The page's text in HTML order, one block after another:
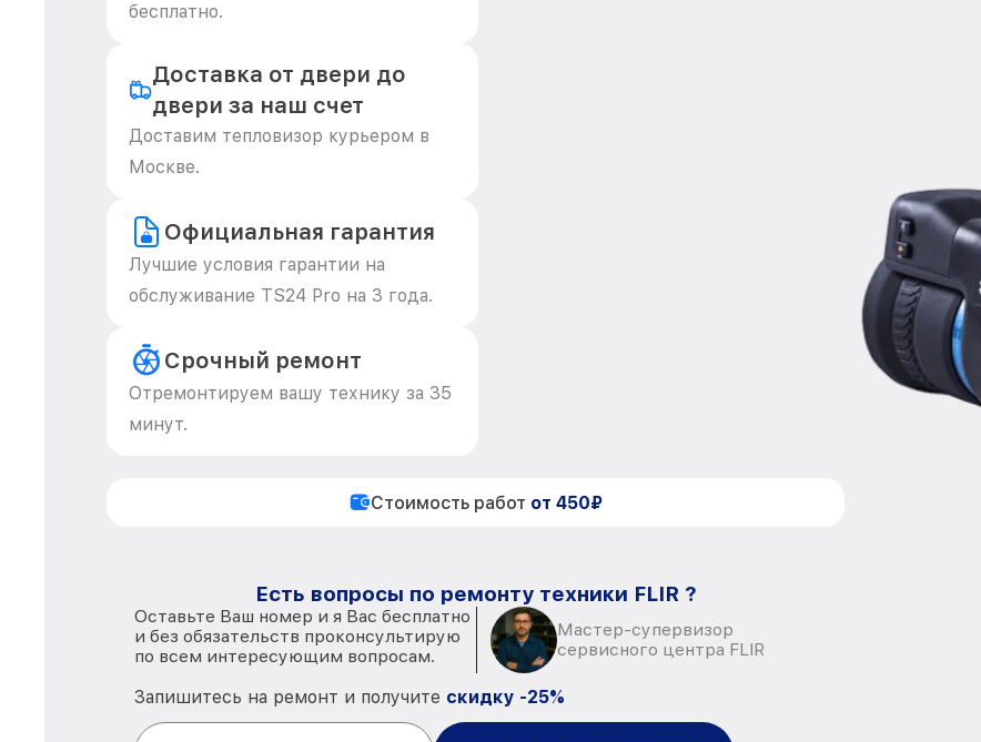
бесплатно.
Доставка от двери до
двери за наш счет
Доставим тепловизор курьером в
Москве.
Официальная гарантия
Лучшие условия гарантии на
обслуживание TS24 Pro на 3 года.
Срочный ремонт
Отремонтируем вашу технику за 35
минут.
Стоимость работ от 450₽
Есть вопросы по ремонту техники FLIR ?
Оставьте Ваш номер и я Вас бесплатно
и без обязательств проконсультирую
по всем интересующим вопросам.
Мастер-супервизор
сервисного центра FLIR
Запишитесь на ремонт и получите скидку -25%